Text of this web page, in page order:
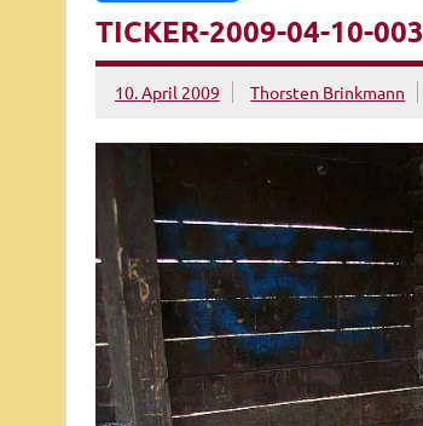
TICKER-2009-04-10-003
10. April 2009 Thorsten Brinkmann